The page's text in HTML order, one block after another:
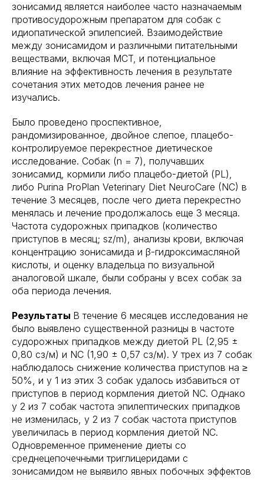
зонисамид является наиболее часто назначаемым
противосудорожным препаратом для собак с
идиопатической эпилепсией. Взаимодействие
между зонисамидом и различными питательными
веществами, включая MCT, и потенциальное
влияние на эффективность лечения в результате
сочетания этих методов лечения ранее не
изучались.
Было проведено проспективное,
рандомизированное, двойное слепое, плацебо-
контролируемое перекрестное диетическое
исследование. Собак (n = 7), получавших
зонисамид, кормили либо плацебо-диетой (PL),
либо Purina ProPlan Veterinary Diet NeuroCare (NC) в
течение 3 месяцев, после чего диета перекрестно
менялась и лечение продолжалось еще 3 месяца.
Частота судорожных припадков (количество
приступов в месяц; sz/m), анализы крови, включая
концентрацию зонисамида и β-гидроксимасляной
кислоты, и оценку владельца по визуальной
аналоговой шкале, были собраны у всех собак за
оба периода лечения.
Результаты В течение 6 месяцев исследования не
было выявлено существенной разницы в частоте
судорожных припадков между диетой PL (2,95 ±
0,80 сз/м) и NC (1,90 ± 0,57 сз/м). У трех из 7 собак
наблюдалось снижение количества приступов на ≥
50%, и у 1 из этих 3 собак удалось избавиться от
приступов в период кормления диетой NC. Однако
у 2 из 7 собак частота эпилептических припадков
не изменилась, у 2 из 7 собак частота приступов
увеличилась в период кормления диетой NC.
Одновременное применение диеты со
среднецепочечными триглицеридами с
зонисамидом не выявило явных побочных эффектов